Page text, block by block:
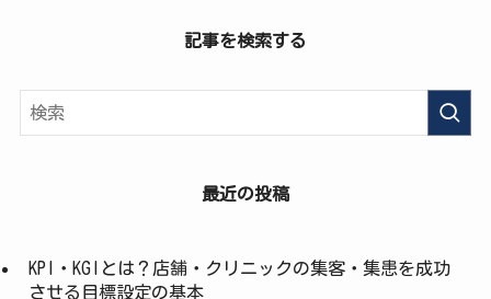
記事を検索する
最近の投稿
KPI・KGIとは？店舗・クリニックの集客・集患を成功
させる目標設定の基本